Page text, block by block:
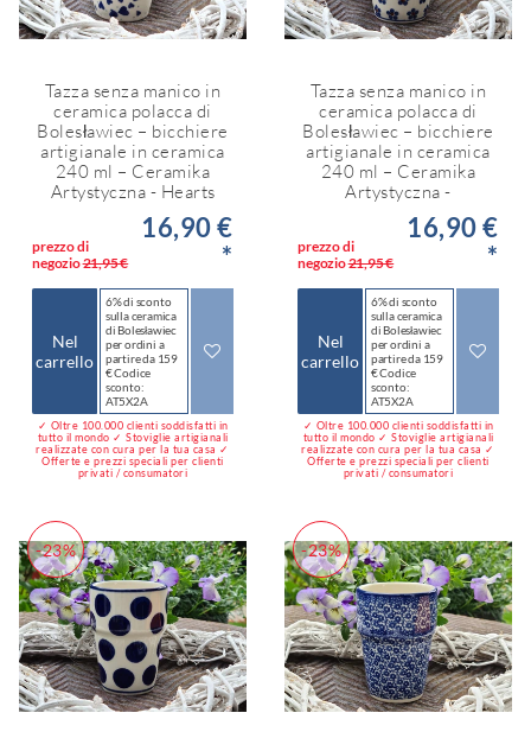
Tazza senza manico in
ceramica polacca di
Bolesławiec – bicchiere
artigianale in ceramica
240 ml – Ceramika
Artystyczna - Hearts
prezzo di
negozio21,95 €
16,90 €
*
Nel
carrello
6% di sconto
sulla ceramica
di Bolesławiec
per ordini a
partire da 159
€ Codice
sconto:
AT5X2A
✓ Oltre 100.000 clienti soddisfatti in
tutto il mondo ✓ Stoviglie artigianali
realizzate con cura per la tua casa ✓
Offerte e prezzi speciali per clienti
privati / consumatori
Tazza senza manico in
ceramica polacca di
Bolesławiec – bicchiere
artigianale in ceramica
240 ml – Ceramika
Artystyczna -
prezzo di
negozio21,95 €
16,90 €
*
Nel
carrello
6% di sconto
sulla ceramica
di Bolesławiec
per ordini a
partire da 159
€ Codice
sconto:
AT5X2A
✓ Oltre 100.000 clienti soddisfatti in
tutto il mondo ✓ Stoviglie artigianali
realizzate con cura per la tua casa ✓
Offerte e prezzi speciali per clienti
privati / consumatori
-23% -23%